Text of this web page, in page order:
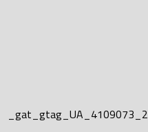
_gat_gtag_UA_4109073_2